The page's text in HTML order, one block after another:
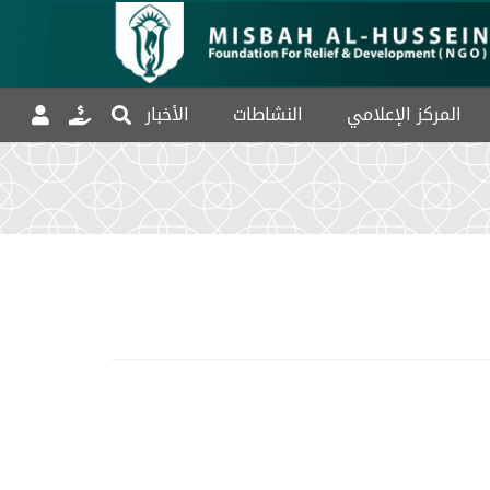
المركز الإعلامي النشاطات الأخبار